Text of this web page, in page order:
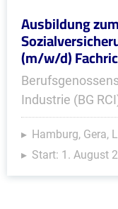
Ausbildung
(m/w/d)
Industrie (BG
Hamburg, Gera,
Start: 1. August